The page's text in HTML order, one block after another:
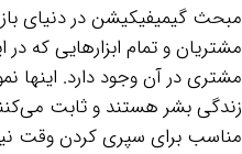
مبحث گیمیفیکیشن در دنیای
مشتریان و تمام ابزارهایی که
مشتری در آن وجود دارد. اینها
زندگی بشر هستند و ثابت
مناسب برای سپری کردن وقت